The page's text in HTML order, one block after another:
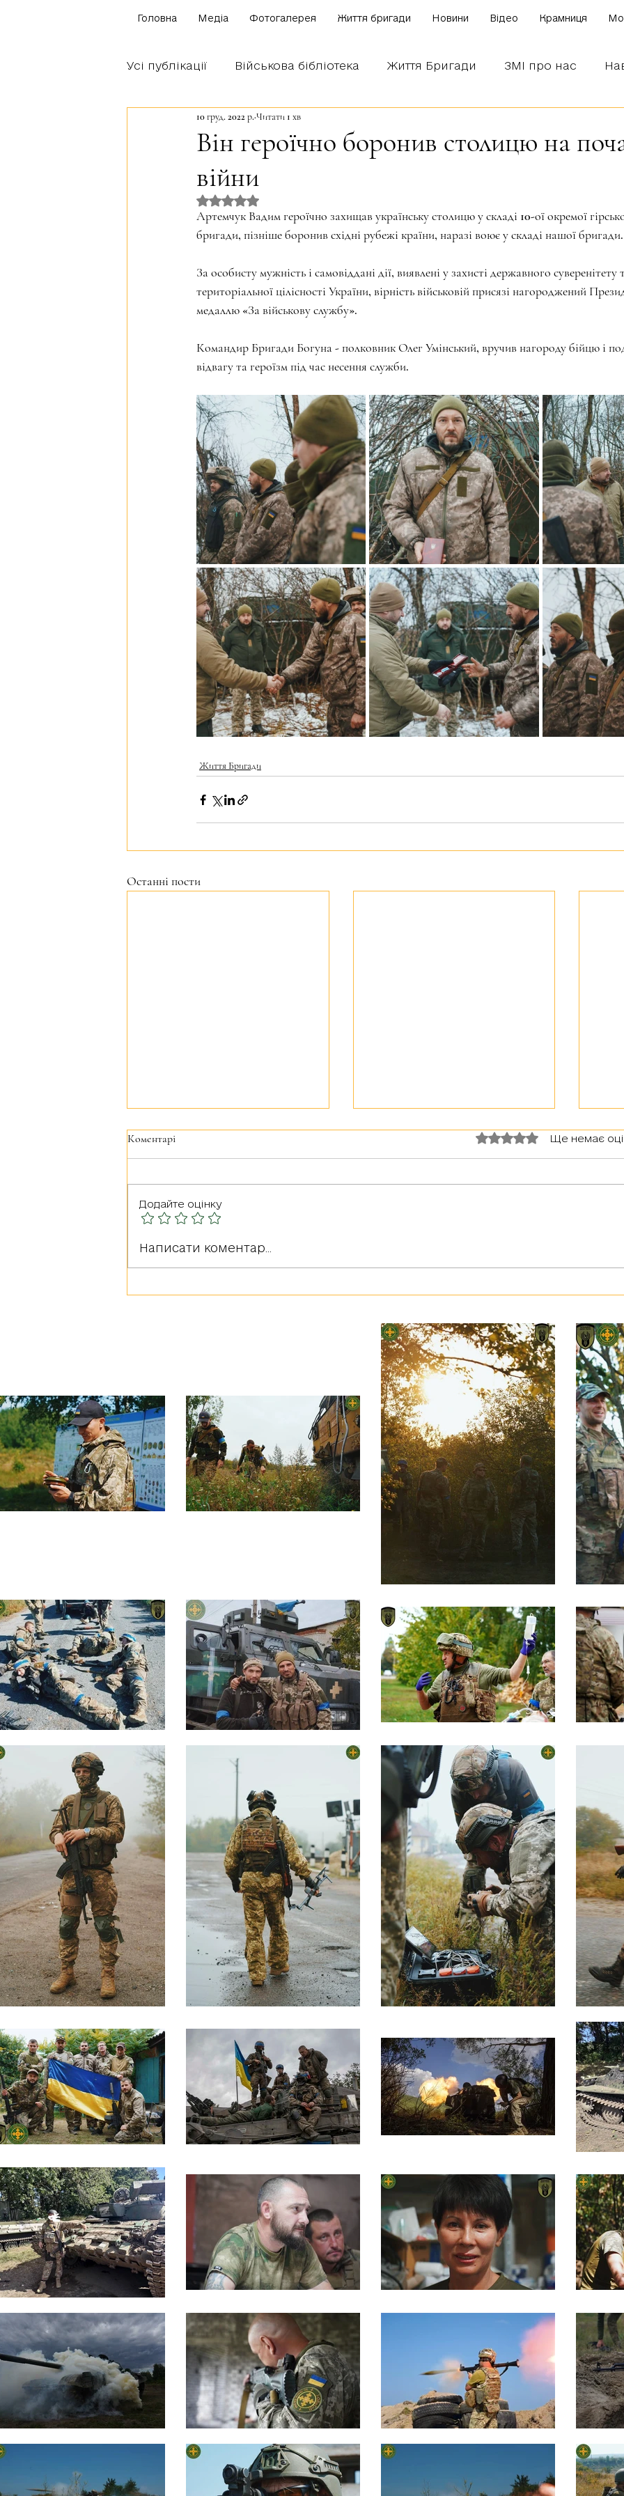
Головна Медіа Фотогалерея Життя бригади Новини Відео Крамниця
Усі публікації Військова бібліотека Життя Бригади ЗМІ про нас
Щоденник бійця Блог наших бійців
Братство Богуна
Він героїчно боронив столицю на
війни
10 груд. 2022 р. Читати 1 хв
Оцінка: NaN з 5 зірок.
Артемчук Вадим героїчно захищав українську столицю у складі 10-ої окремої
бригади, пізніше боронив східні рубежі країни, наразі воює у складі нашої бригади.
За особисту мужність і самовіддані дії, виявлені у захисті державного суверенітету
територіальної цілісності України, вірність військовій присязі нагороджений
медаллю «За військову службу».
Командир Бригади Богуна - полковник Олег Умінський, вручив нагороду бійцю і
відвагу та героїзм під час несення служби.
Життя Бригади
Останні пости
Герої серед нас: РУДА
Коментарі Оцінка: 0 з 5 зірок.Ще немає
Додайте оцінку
Написати коментар...